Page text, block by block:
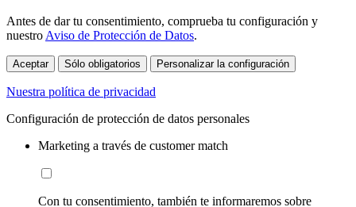
Antes de dar tu consentimiento, comprueba tu configuración y
nuestro Aviso de Protección de Datos.
Aceptar Sólo obligatorios Personalizar la configuración
Nuestra política de privacidad
Configuración de protección de datos personales
Marketing a través de customer match
Con tu consentimiento, también te informaremos sobre